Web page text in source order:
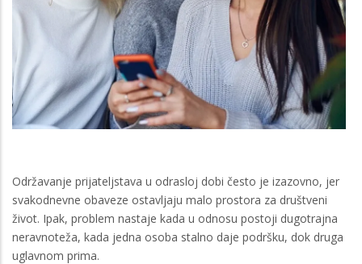
Održavanje prijateljstava u odrasloj dobi često je izazovno, jer
svakodnevne obaveze ostavljaju malo prostora za društveni
život. Ipak, problem nastaje kada u odnosu postoji dugotrajna
neravnoteža, kada jedna osoba stalno daje podršku, dok druga
uglavnom prima.